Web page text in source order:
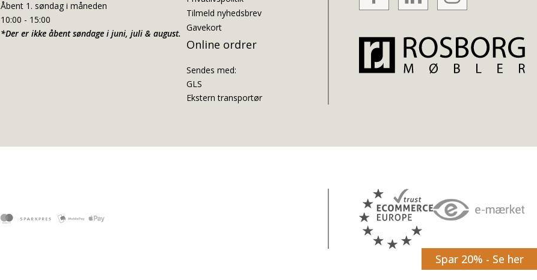
Åbent 1. søndag i måneden
10:00 - 15:00
*Der er ikke åbent søndage i juni, juli & august.
Tilmeld nyhedsbrev
Gavekort
Online ordrer
Sendes med:
GLS
Ekstern transportør
Spar 20% - Se her